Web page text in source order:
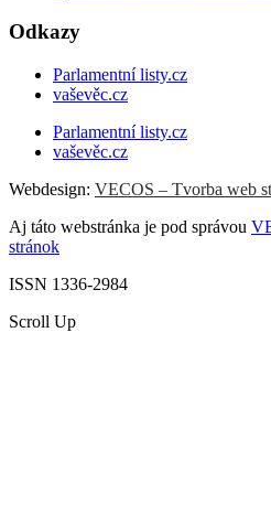
Odkazy
Parlamentní listy.cz
vaševěc.cz
Parlamentní listy.cz
vaševěc.cz
Webdesign: VECOS – Tvorba web
Aj táto webstránka je pod správou
stránok
ISSN 1336-2984
Scroll Up